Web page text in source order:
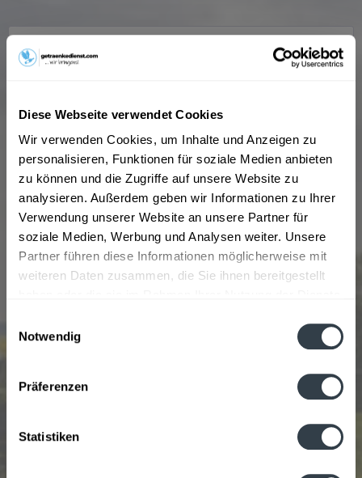
Diese Webseite verwendet Cookies
Wir verwenden Cookies, um Inhalte und Anzeigen zu
personalisieren, Funktionen für soziale Medien anbieten
zu können und die Zugriffe auf unsere Website zu
analysieren. Außerdem geben wir Informationen zu Ihrer
Verwendung unserer Website an unsere Partner für
soziale Medien, Werbung und Analysen weiter. Unsere
Partner führen diese Informationen möglicherweise mit
weiteren Daten zusammen, die Sie ihnen bereitgestellt
Notwendig
Präferenzen
Statistiken
Camba Jager Weisse 20 x 0,5l
"Die Camba Jager Weisse ist ein gehopftes Weissbier. Dem
fertigen Bier werden die amerikanischen Hopfensorten
Simcoe und Chinook zugefügt, wodurch unsere Jager
29,99 € *
MEHRWEG